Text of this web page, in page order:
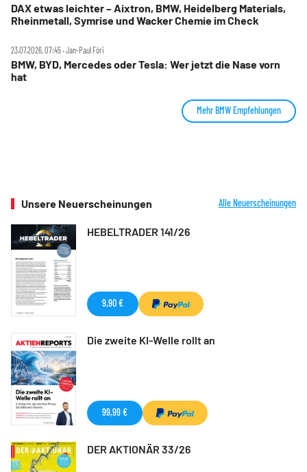
DAX etwas leichter – Aixtron, BMW, Heidelberg Materials,
Rheinmetall, Symrise und Wacker Chemie im Check
23.07.2026, 07:45 ‧ Jan-Paul Fóri
BMW, BYD, Mercedes oder Tesla: Wer jetzt die Nase vorn
hat
Mehr BMW Empfehlungen
Unsere Neuerscheinungen Alle Neuerscheinungen
HEBELTRADER 141/26
9,90 €
Die zweite KI-Welle rollt an
99,99 €
DER AKTIONÄR 33/26